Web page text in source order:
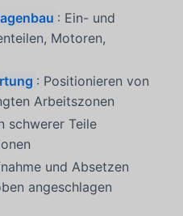
: Ein- und
Motoren,
: Positionieren von
Arbeitszonen
schwerer Teile
und Absetzen
angeschlagen